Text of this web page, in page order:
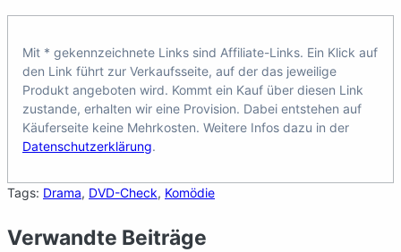
Mit * gekennzeichnete Links sind Affiliate-Links. Ein Klick auf
den Link führt zur Verkaufsseite, auf der das jeweilige
Produkt angeboten wird. Kommt ein Kauf über diesen Link
zustande, erhalten wir eine Provision. Dabei entstehen auf
Käuferseite keine Mehrkosten. Weitere Infos dazu in der
Datenschutzerklärung.
Tags: Drama, DVD-Check, Komödie
Verwandte Beiträge